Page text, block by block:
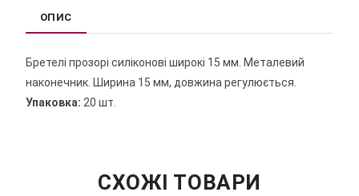
ОПИС
Бретелі прозорі силіконові широкі 15 мм. Металевий
наконечник. Ширина 15 мм, довжина регулюється.
Упаковка: 20 шт.
СХОЖІ ТОВАРИ